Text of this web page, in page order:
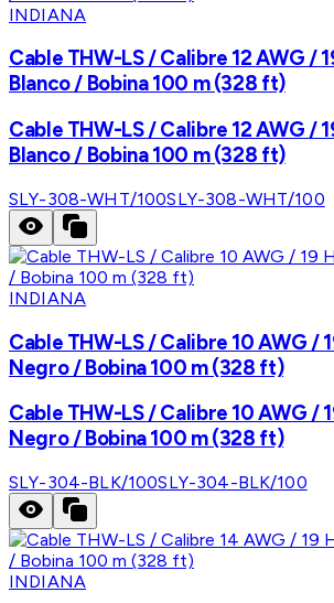
INDIANA
Cable THW-LS / Calibre 12 AWG /
Blanco / Bobina 100 m (328 ft)
Cable THW-LS / Calibre 12 AWG /
Blanco / Bobina 100 m (328 ft)
SLY-308-WHT/100SLY-308-WHT/100
INDIANA
Cable THW-LS / Calibre 10 AWG /
Negro / Bobina 100 m (328 ft)
Cable THW-LS / Calibre 10 AWG /
Negro / Bobina 100 m (328 ft)
SLY-304-BLK/100SLY-304-BLK/100
INDIANA